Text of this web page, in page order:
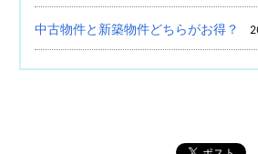
中古物件と新築物件どちらがお得？